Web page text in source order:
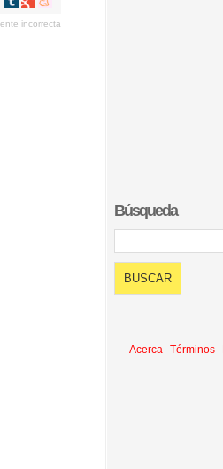
tumblrGoogle+
meneame
incorrecta
Búsqueda
Acerca Términos